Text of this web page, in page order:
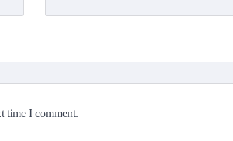
time I comment.